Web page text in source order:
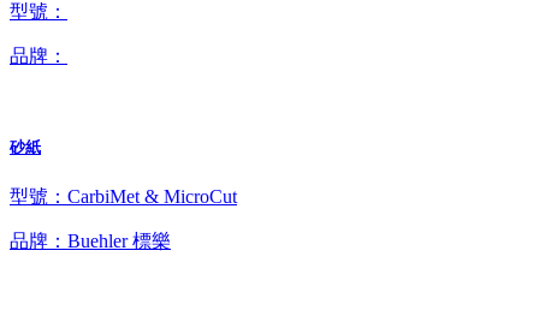
型號：
品牌：
砂紙
型號：CarbiMet & MicroCut
品牌：Buehler 標樂